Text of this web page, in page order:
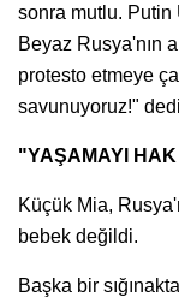
sonra mutlu. Putin
Beyaz Rusya'nın
protesto etmeye
savunuyoruz!"
"YAŞAMAYI
Küçük Mia,
bebek değildi.
Başka bir